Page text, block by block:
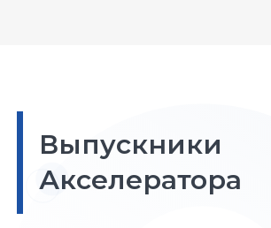
Выпускники
Акселератора